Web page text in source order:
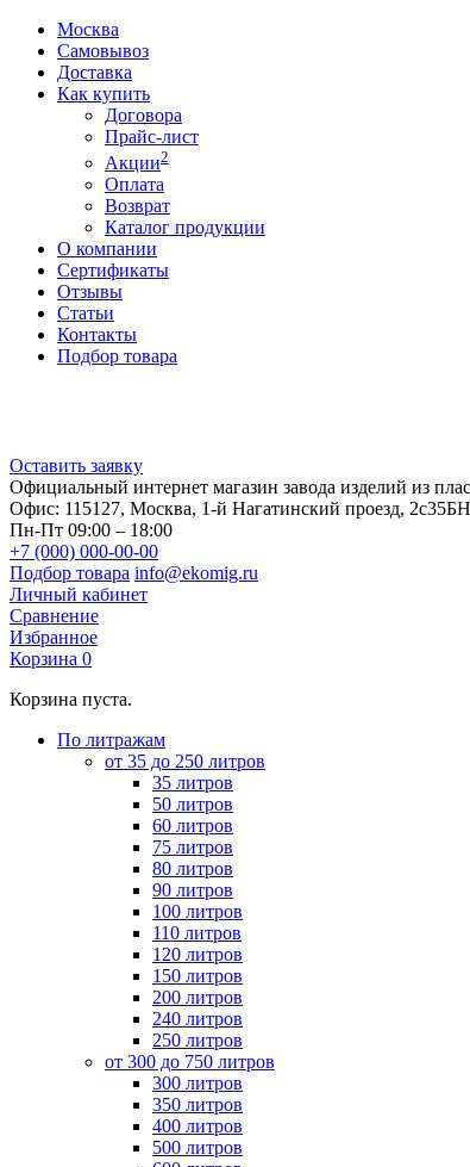
Москва
Самовывоз
Доставка
Как купить
Договора
Прайс-лист
Акции2
Оплата
Возврат
Каталог продукции
О компании
Сертификаты
Отзывы
Статьи
Контакты
Подбор товара
Оставить заявку
Официальный интернет магазин завода изделий из
Офис: 115127, Москва, 1-й Нагатинский проезд, 2с35БН
Пн-Пт 09:00 – 18:00
+7 (000) 000-00-00
Подбор товара info@ekomig.ru
Личный кабинет
Сравнение
Избранное
Корзина 0
Корзина пуста.
По литражам
от 35 до 250 литров
35 литров
50 литров
60 литров
75 литров
80 литров
90 литров
100 литров
110 литров
120 литров
150 литров
200 литров
240 литров
250 литров
от 300 до 750 литров
300 литров
350 литров
400 литров
500 литров